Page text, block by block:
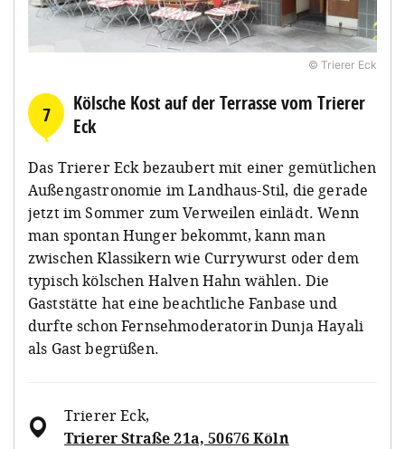
© Trierer Eck
7
Kölsche Kost auf der Terrasse vom Trierer
Eck
Das Trierer Eck bezaubert mit einer gemütlichen
Außengastronomie im Landhaus-Stil, die gerade
jetzt im Sommer zum Verweilen einlädt. Wenn
man spontan Hunger bekommt, kann man
zwischen Klassikern wie Currywurst oder dem
typisch kölschen Halven Hahn wählen. Die
Gaststätte hat eine beachtliche Fanbase und
durfte schon Fernsehmoderatorin Dunja Hayali
als Gast begrüßen.
Trierer Eck,
Trierer Straße 21a, 50676 Köln